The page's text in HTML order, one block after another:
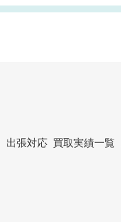
出張対応 買取実績一覧